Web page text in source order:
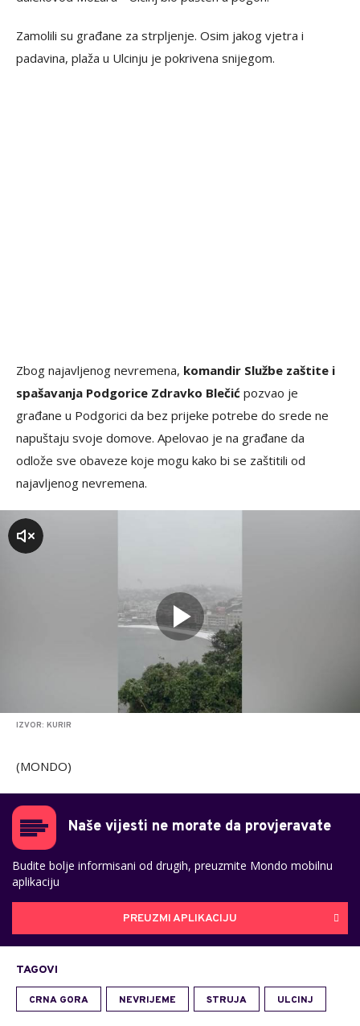
Zamolili su građane za strpljenje. Osim jakog vjetra i
padavina, plaža u Ulcinju je pokrivena snijegom.
Zbog najavljenog nevremena, komandir Službe zaštite i
spašavanja Podgorice Zdravko Blečić pozvao je
građane u Podgorici da bez prijeke potrebe do srede ne
napuštaju svoje domove. Apelovao je na građane da
odlože sve obaveze koje mogu kako bi se zaštitili od
najavljenog nevremena.
IZVOR: KURIR
(MONDO)
Naše vijesti ne morate da provjeravate
Budite bolje informisani od drugih, preuzmite Mondo mobilnu
aplikaciju
PREUZMI APLIKACIJU
TAGOVI
CRNA GORA NEVRIJEME STRUJA ULCINJ